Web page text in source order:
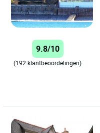
9.8/10
(192 klantbeoordelingen)